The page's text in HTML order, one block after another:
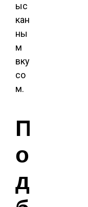
ыс
кан
ны
м
вку
со
м.
П
о
д